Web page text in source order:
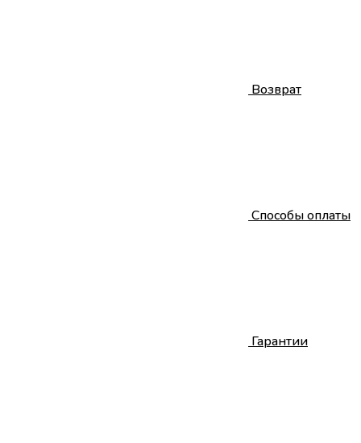
Возврат
Способы оплаты
Гарантии